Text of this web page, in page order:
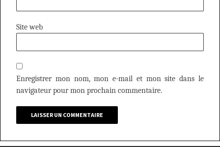
Site web
Enregistrer mon nom, mon e-mail et mon site dans le
navigateur pour mon prochain commentaire.